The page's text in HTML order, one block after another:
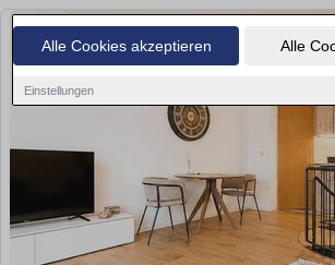
Alle Cookies akzeptieren Alle
Einstellungen